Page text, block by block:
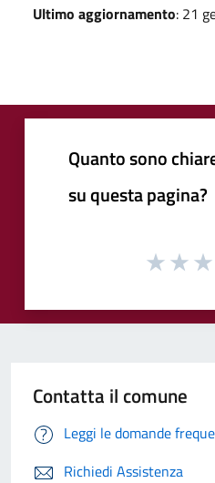
Ultimo aggiornamento: 21
Quanto sono
su questa pagina?
Contatta il comune
Leggi le domande
Richiedi Assistenza